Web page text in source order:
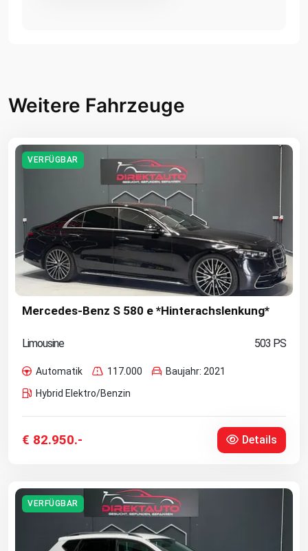
Weitere Fahrzeuge
VERFÜGBAR
Mercedes-Benz S 580 e *Hinterachslenkung*
Limousine 503 PS
Automatik 117.000
Baujahr: 2021
Hybrid Elektro/Benzin
€ 82.950.- Details
VERFÜGBAR